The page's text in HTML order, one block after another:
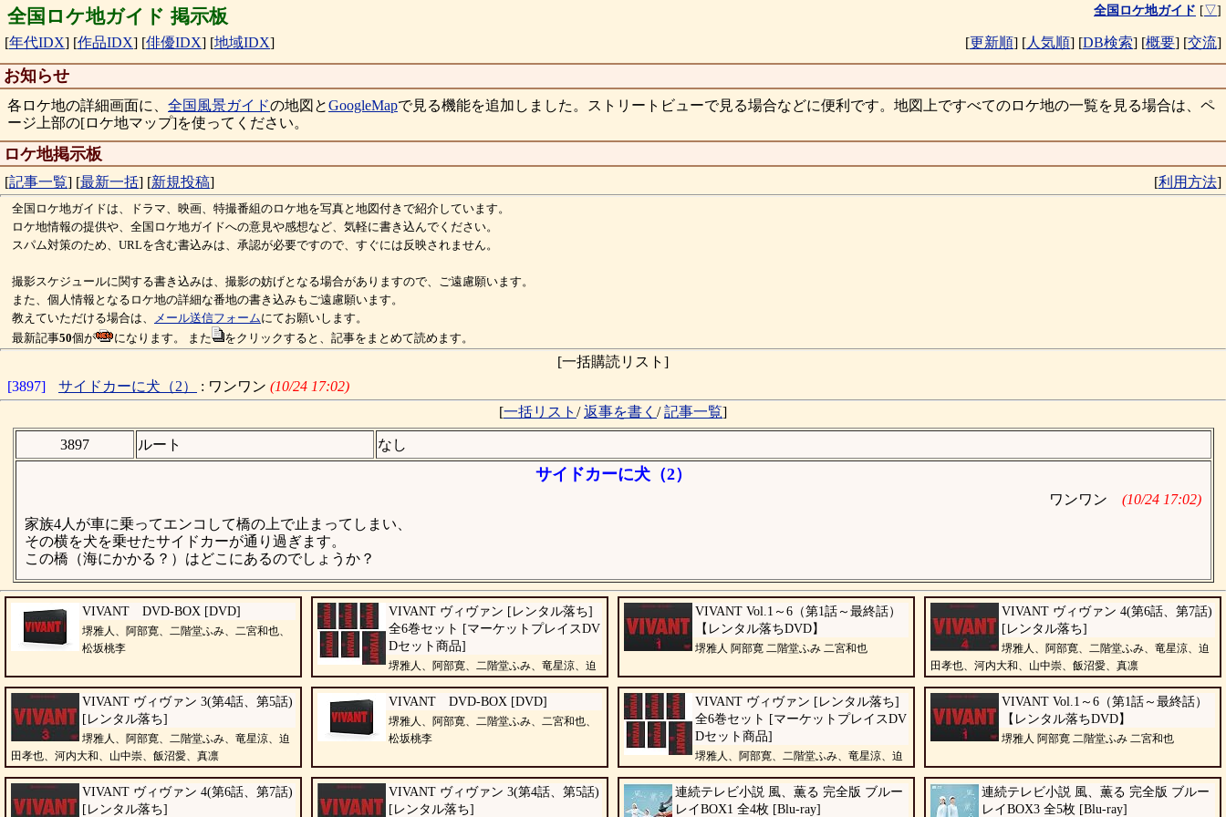
全国ロケ地ガイド 掲示板 全国ロケ地ガイド [▽]
[年代IDX] [作品IDX] [俳優IDX] [地域IDX] [更新順] [人気順] [DB検索] [概要] [交流]
お知らせ
各ロケ地の詳細画面に、 全国風景ガイドの地図とGoogleMapで見る機能を追加しました。ストリートビューで見る場合などに便利です。地図上ですべてのロケ地の一覧を見る場合は、ペ
ージ上部の[ロケ地マップ]を使ってください。
ロケ地掲示板
[記事一覧] [最新一括] [新規投稿] [利用方法]
全国ロケ地ガイドは、ドラマ、映画、特撮番組のロケ地を写真と地図付きで紹介しています。
ロケ地情報の提供や、全国ロケ地ガイドへの意見や感想など、気軽に書き込んでください。
スパム対策のため、URLを含む書込みは、承認が必要ですので、すぐには反映されません。
撮影スケジュールに関する書き込みは、撮影の妨げとなる場合がありますので、ご遠慮願います。
また、個人情報となるロケ地の詳細な番地の書き込みもご遠慮願います。
教えていただける場合は、
メール送信フォームにてお願いします。
最新記事50個が になります。 また をクリックすると、記事をまとめて読めます。
[一括購読リスト]
[3897]
サイドカーに犬（2） : ワンワン (10/24 17:02)
[一括リスト /返事を書く /記事一覧]
3897 ルート なし
サイドカーに犬（2）
ワンワン (10/24 17:02)
家族4人が車に乗ってエンコして橋の上で止まってしまい、
その横を犬を乗せたサイドカーが通り過ぎます。
この橋（海にかかる？）はどこにあるのでしょうか？
VIVANT DVD-BOX [DVD]
堺雅人、阿部寛、二階堂ふみ、二宮和也、
松坂桃李
VIVANT ヴィヴァン [レンタル落ち]
全6巻セット [マーケットプレイスDV
Dセット商品]
堺雅人、阿部寛、二階堂ふみ、竜星涼、迫
VIVANT Vol.1～6（第1話～最終話）
【レンタル落ちDVD】
堺雅人 阿部寛 二階堂ふみ 二宮和也
VIVANT ヴィヴァン 4(第6話、第7話)
[レンタル落ち]
堺雅人、阿部寛、二階堂ふみ、竜星涼、迫
田孝也、河内大和、山中崇、飯沼愛、真凛
VIVANT ヴィヴァン 3(第4話、第5話)
[レンタル落ち]
堺雅人、阿部寛、二階堂ふみ、竜星涼、迫
田孝也、河内大和、山中崇、飯沼愛、真凛
VIVANT DVD-BOX [DVD]
堺雅人、阿部寛、二階堂ふみ、二宮和也、
松坂桃李
VIVANT ヴィヴァン [レンタル落ち]
全6巻セット [マーケットプレイスDV
Dセット商品]
堺雅人、阿部寛、二階堂ふみ、竜星涼、迫
VIVANT Vol.1～6（第1話～最終話）
【レンタル落ちDVD】
堺雅人 阿部寛 二階堂ふみ 二宮和也
VIVANT ヴィヴァン 4(第6話、第7話)
[レンタル落ち]
VIVANT ヴィヴァン 3(第4話、第5話)
[レンタル落ち]
連続テレビ小説 風、薫る 完全版 ブルー
レイBOX1 全4枚 [Blu-ray]
連続テレビ小説 風、薫る 完全版 ブルー
レイBOX3 全5枚 [Blu-ray]